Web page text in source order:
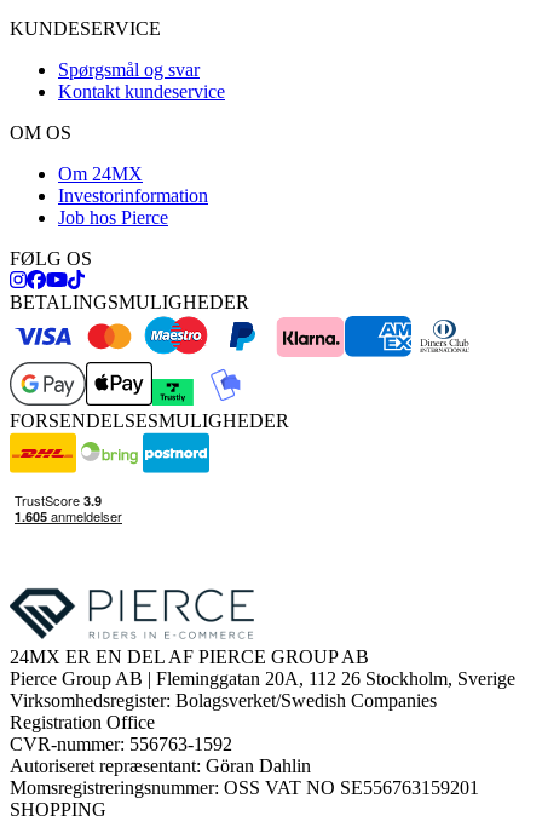
KUNDESERVICE
Spørgsmål og svar
Kontakt kundeservice
OM OS
Om 24MX
Investorinformation
Job hos Pierce
FØLG OS
BETALINGSMULIGHEDER
FORSENDELSESMULIGHEDER
24MX ER EN DEL AF PIERCE GROUP AB
Pierce Group AB | Fleminggatan 20A, 112 26 Stockholm, Sverige
Virksomhedsregister: Bolagsverket/Swedish Companies
Registration Office
CVR-nummer: 556763-1592
Autoriseret repræsentant: Göran Dahlin
Momsregistreringsnummer: OSS VAT NO SE556763159201
SHOPPING